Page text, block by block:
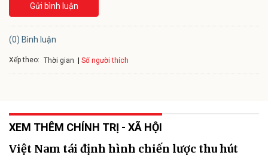
Gửi bình luận
(0) Bình luận
Xếp theo: Thời gian Số người thích
XEM THÊM CHÍNH TRỊ - XÃ HỘI
Việt Nam tái định hình chiến lược thu hút